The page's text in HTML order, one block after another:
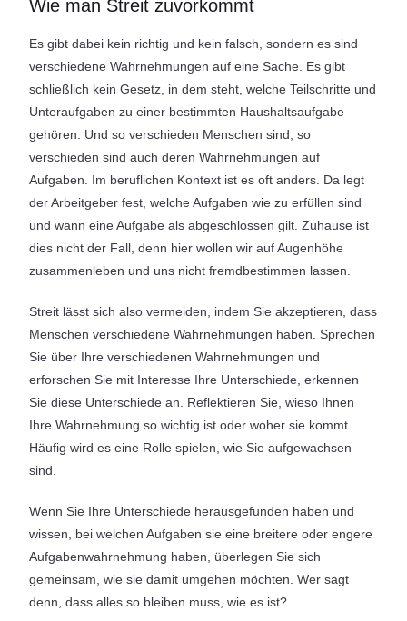
Wie man Streit zuvorkommt
Es gibt dabei kein richtig und kein falsch, sondern es sind
verschiedene Wahrnehmungen auf eine Sache. Es gibt
schließlich kein Gesetz, in dem steht, welche Teilschritte und
Unteraufgaben zu einer bestimmten Haushaltsaufgabe
gehören. Und so verschieden Menschen sind, so
verschieden sind auch deren Wahrnehmungen auf
Aufgaben. Im beruflichen Kontext ist es oft anders. Da legt
der Arbeitgeber fest, welche Aufgaben wie zu erfüllen sind
und wann eine Aufgabe als abgeschlossen gilt. Zuhause ist
dies nicht der Fall, denn hier wollen wir auf Augenhöhe
zusammenleben und uns nicht fremdbestimmen lassen.
Streit lässt sich also vermeiden, indem Sie akzeptieren, dass
Menschen verschiedene Wahrnehmungen haben. Sprechen
Sie über Ihre verschiedenen Wahrnehmungen und
erforschen Sie mit Interesse Ihre Unterschiede, erkennen
Sie diese Unterschiede an. Reflektieren Sie, wieso Ihnen
Ihre Wahrnehmung so wichtig ist oder woher sie kommt.
Häufig wird es eine Rolle spielen, wie Sie aufgewachsen
sind.
Wenn Sie Ihre Unterschiede herausgefunden haben und
wissen, bei welchen Aufgaben sie eine breitere oder engere
Aufgabenwahrnehmung haben, überlegen Sie sich
gemeinsam, wie sie damit umgehen möchten. Wer sagt
denn, dass alles so bleiben muss, wie es ist?